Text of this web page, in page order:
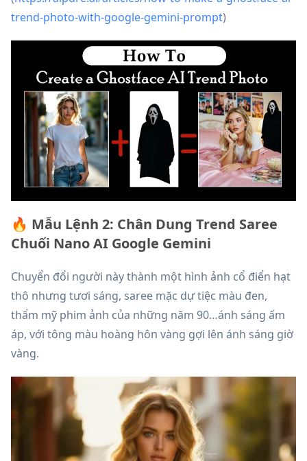
trend-photo-with-google-gemini-prompt)
🔥 Mẫu Lệnh 2: Chân Dung Trend Saree
Chuối Nano AI Google Gemini
Chuyển đổi người này thành một hình ảnh cổ điển hạt
thô nhưng tươi sáng, saree mặc dự tiệc màu đen,
thẩm mỹ phim ảnh của những năm 90…ánh sáng ấm
áp, với tông màu hoàng hôn vàng gợi lên ánh sáng giờ
vàng.